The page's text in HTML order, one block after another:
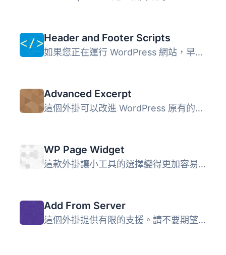
Header and Footer Scripts
如果您正在運行 WordPress 網站，早晚都需要將某種代碼插入到...
Advanced Excerpt
這個外掛可以改進 WordPress 原有的摘錄文章功能。 保留摘錄...
WP Page Widget
這款外掛讓小工具的選擇變得更加容易。啟用此外掛後，我們可...
Add From Server
這個外掛提供有限的支援。請不要期望有太多新功能或修正 bug...